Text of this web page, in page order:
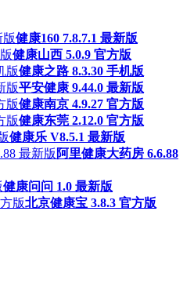
健康160 7.8.7.1 最新版
健康山西 5.0.9 官方版
健康之路 8.3.30 手机版
平安健康 9.44.0 最新版
健康南京 4.9.27 官方版
健康东莞 2.12.0 官方版
健康乐 V8.5.1 最新版
阿里健康大药房 6.6.88
健康问问 1.0 最新版
北京健康宝 3.8.3 官方版